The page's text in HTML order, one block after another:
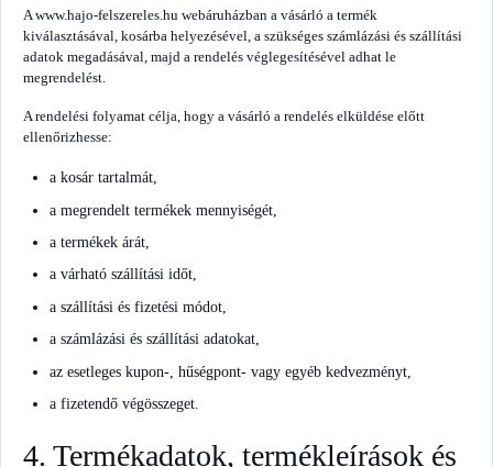
A www.hajo-felszereles.hu webáruházban a vásárló a termék
kiválasztásával, kosárba helyezésével, a szükséges számlázási és szállítási
adatok megadásával, majd a rendelés véglegesítésével adhat le
megrendelést.
A rendelési folyamat célja, hogy a vásárló a rendelés elküldése előtt
ellenőrizhesse:
a kosár tartalmát,
a megrendelt termékek mennyiségét,
a termékek árát,
a várható szállítási időt,
a szállítási és fizetési módot,
a számlázási és szállítási adatokat,
az esetleges kupon-, hűségpont- vagy egyéb kedvezményt,
a fizetendő végösszeget.
4. Termékadatok, termékleírások és